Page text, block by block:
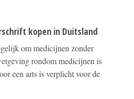
kopen in Duitsland
om medicijnen zonder
rondom medicijnen is
een arts is verplicht voor de